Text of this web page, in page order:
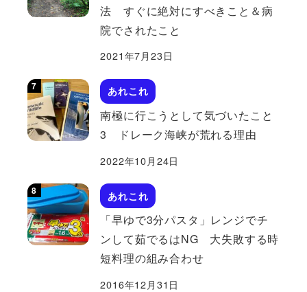
法 すぐに絶対にすべきこと＆病
院でされたこと
2021年7月23日
あれこれ
南極に行こうとして気づいたこと
3 ドレーク海峡が荒れる理由
2022年10月24日
あれこれ
「早ゆで3分パスタ」レンジでチ
ンして茹でるはNG 大失敗する時
短料理の組み合わせ
2016年12月31日